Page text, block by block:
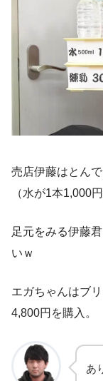
売店伊藤はとん
（水が1本1,000
足元をみる伊藤
いｗ
エガちゃんはブ
4,800円を購入。
あ